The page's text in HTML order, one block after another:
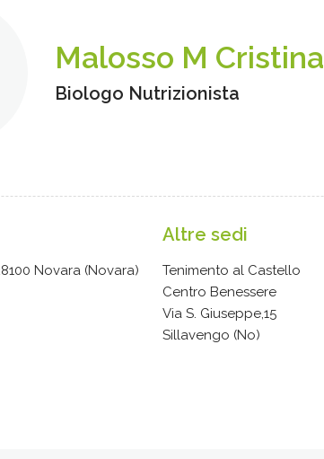
Malosso M Cristina
Biologo Nutrizionista
Novara (Novara)
Altre sedi
Tenimento al Castello
Centro Benessere
Via S. Giuseppe,15
Sillavengo (No)